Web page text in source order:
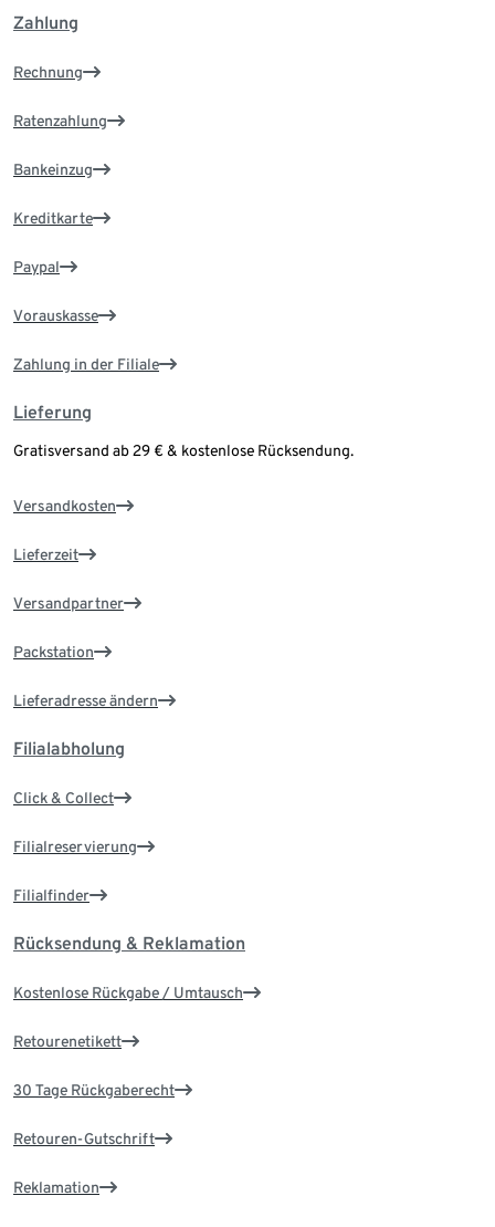
Zahlung
Rechnung
Ratenzahlung
Bankeinzug
Kreditkarte
Paypal
Vorauskasse
Zahlung in der Filiale
Lieferung
Gratisversand ab 29 € & kostenlose Rücksendung.
Versandkosten
Lieferzeit
Versandpartner
Packstation
Lieferadresse ändern
Filialabholung
Click & Collect
Filialreservierung
Filialfinder
Rücksendung & Reklamation
Kostenlose Rückgabe / Umtausch
Retourenetikett
30 Tage Rückgaberecht
Retouren-Gutschrift
Reklamation